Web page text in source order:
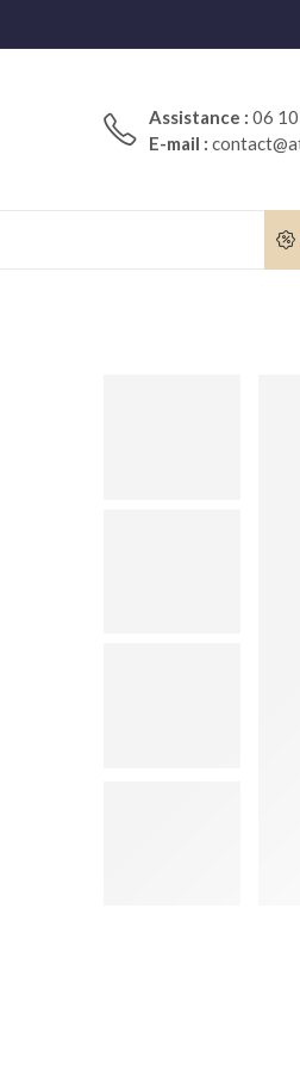
Assistance : 06
E-mail :